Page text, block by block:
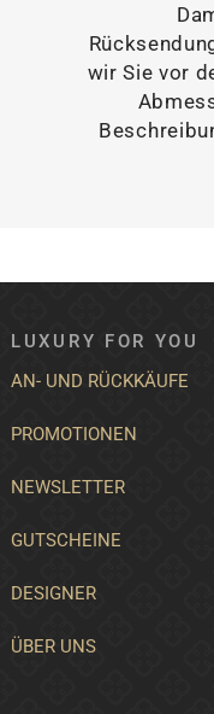
wir Sie vor
LUXURY FOR YOU
AN- UND RÜCKKÄUFE
PROMOTIONEN
NEWSLETTER
GUTSCHEINE
DESIGNER
ÜBER UNS